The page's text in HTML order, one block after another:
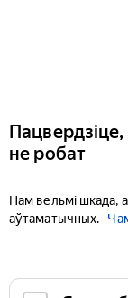
не робат
Нам вельмі шкада,
аўтаматычных.